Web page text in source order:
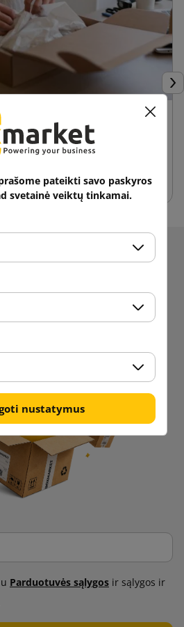
modelinius
su kitais pakuotėmis
apie naujienas ir akcijas.
naujienas!
Parduotuvės sąlygos ir sąlygos ir
pateikti savo paskyros
svetainė veiktų tinkamai.
nustatymus